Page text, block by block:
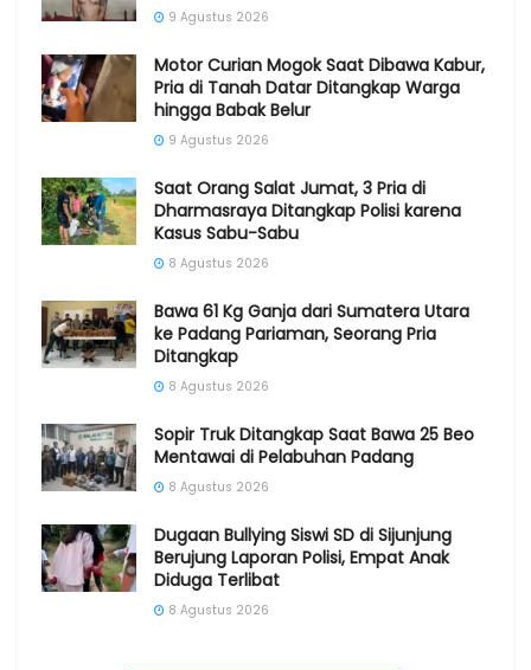
9 Agustus 2026
Motor Curian Mogok Saat Dibawa Kabur,
Pria di Tanah Datar Ditangkap Warga
hingga Babak Belur
9 Agustus 2026
Saat Orang Salat Jumat, 3 Pria di
Dharmasraya Ditangkap Polisi karena
Kasus Sabu-Sabu
8 Agustus 2026
Bawa 61 Kg Ganja dari Sumatera Utara
ke Padang Pariaman, Seorang Pria
Ditangkap
8 Agustus 2026
Sopir Truk Ditangkap Saat Bawa 25 Beo
Mentawai di Pelabuhan Padang
8 Agustus 2026
Dugaan Bullying Siswi SD di Sijunjung
Berujung Laporan Polisi, Empat Anak
Diduga Terlibat
8 Agustus 2026